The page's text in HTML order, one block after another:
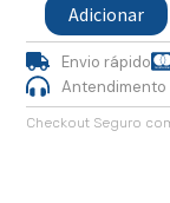
Adicionar
Envio rápido
Antendimento
Checkout Seguro